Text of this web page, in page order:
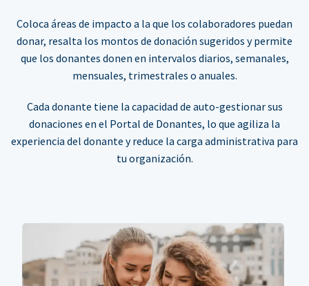
Coloca áreas de impacto a la que los colaboradores puedan
donar, resalta los montos de donación sugeridos y permite
que los donantes donen en intervalos diarios, semanales,
mensuales, trimestrales o anuales.
Cada donante tiene la capacidad de auto-gestionar sus
donaciones en el Portal de Donantes, lo que agiliza la
experiencia del donante y reduce la carga administrativa para
tu organización.